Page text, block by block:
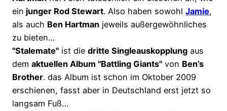
ein junger Rod Stewart. Also haben sowohl Jamie,
als auch Ben Hartman jeweils außergewöhnliches
zu bieten…
"Stalemate" ist die dritte Singleauskopplung aus
dem aktuellen Album "Battling Giants" von Ben’s
Brother. das Album ist schon im Oktober 2009
erschienen, fasst aber in Deutschland erst jetzt so
langsam Fuß…